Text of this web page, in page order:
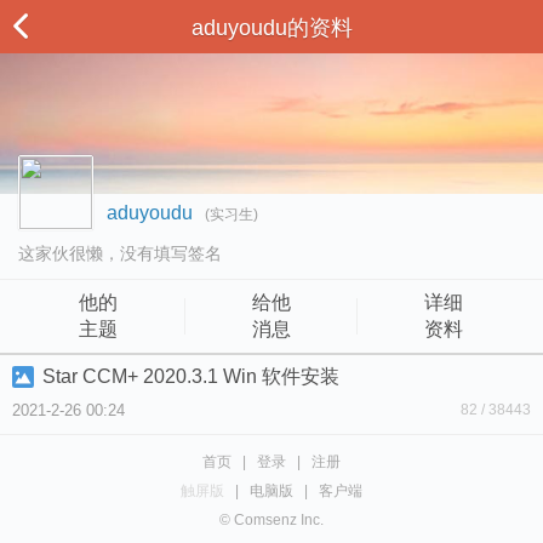
aduyoudu的资料
aduyoudu (实习生)
这家伙很懒，没有填写签名
他的
主题
给他
消息
详细
资料
Star CCM+ 2020.3.1 Win 软件安装
2021-2-26 00:24 82 / 38443
首页 登录
注册
触屏版
电脑版
客户端
© Comsenz Inc.